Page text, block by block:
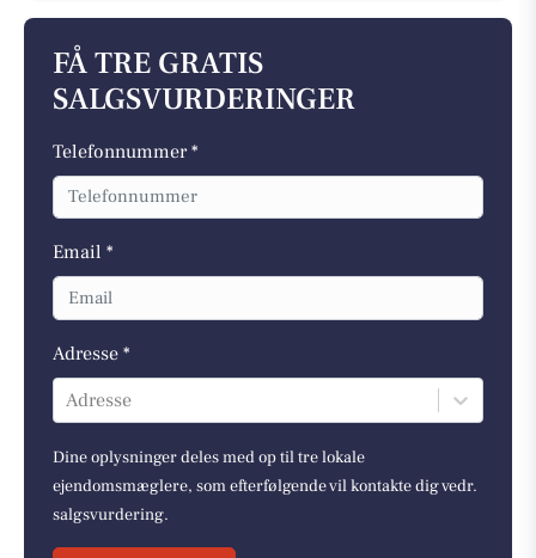
FÅ TRE GRATIS
SALGSVURDERINGER
Telefonnummer *
Email *
Adresse *
Adresse
Dine oplysninger deles med op til tre lokale
ejendomsmæglere, som efterfølgende vil kontakte dig vedr.
salgsvurdering.